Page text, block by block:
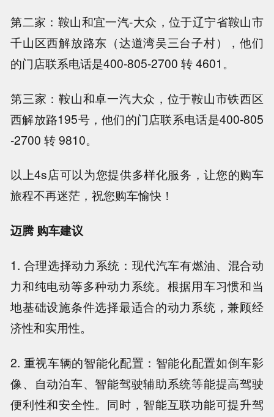
第二家：鞍山和宜一汽-大众，位于辽宁省鞍山市
千山区西解放路东（达道湾吴三台子村），他们
的门店联系电话是400-805-2700 转 4601。
第三家：鞍山和卓一汽大众，位于鞍山市铁西区
西解放路195号，他们的门店联系电话是400-805
-2700 转 9810。
以上4s店可以为您提供多样化服务，让您的购车
旅程不再迷茫，祝您购车愉快！
迈腾 购车建议
1. 合理选择动力系统：现代汽车有燃油、混合动
力和纯电动等多种动力系统。根据用车习惯和当
地基础设施条件选择最适合的动力系统，兼顾经
济性和实用性。
2. 重视车辆的智能化配置：智能化配置如倒车影
像、自动泊车、智能驾驶辅助系统等能提高驾驶
便利性和安全性。同时，智能互联功能可提升驾